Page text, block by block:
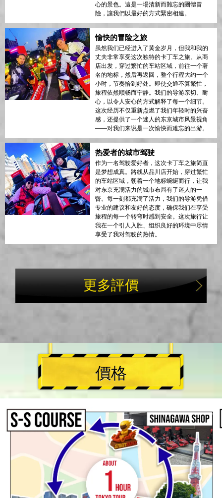
心的景色。這是一場清新而難忘的團體冒
險，讓我們以最好的方式緊密相連。
愉快的冒险之旅
虽然我们已经进入了黄金岁月，但我和我的
丈夫非常享受这次独特的卡丁车之旅。从商
店出发，穿过繁忙的车站区域，前往一个著
名的地标，然后再返回，整个行程大约一个
小时，节奏恰到好处。即使交通不算繁忙，
旅程依然顺畅而宁静。我们的导游亲切、耐
心，以令人安心的方式解释了每一个细节。
这次经历不仅重新点燃了我们年轻时的兴奋
感，还提供了一个迷人的东京城市风景视角
——对我们来说是一次愉快而难忘的出游。
热爱者的城市驾驶
作为一名驾驶爱好者，这次卡丁车之旅简直
是梦想成真。路线从品川店开始，穿过繁忙
的车站区域，朝着一个地标蜿蜒而行，让我
对东京充满活力的城市布局有了迷人的一
瞥。每一刻都充满了活力，我们的导游凭借
专业的建议和友好的态度，确保我们在享受
旅程的每一个转弯时感到安全。这次旅行让
我在一个引人入胜、组织良好的环境中尽情
享受了我对驾驶的热情。
更多評價
價格